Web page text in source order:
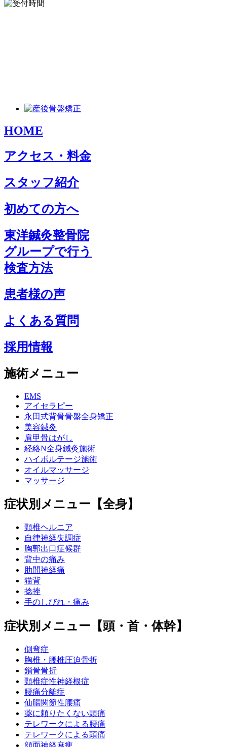
HOME
アクセス・料金
スタッフ紹介
初めての方へ
東洋鍼灸整骨院
グループで行う
検査方法
患者様の声
よくある質問
採用情報
施術メニュー
EMS
アイセラピー
永田式背骨骨盤全身矯正
美容鍼灸
肩甲骨はがし
経絡N全身鍼灸施術
ハイボルテージ施術
オイルマッサージ
マッサージ
症状別メニュー【全身】
頸椎ヘルニア
自律神経失調症
胸郭出口症候群
背中の痛み
肋間神経痛
猫背
捻挫
手のしびれ・痛み
症状別メニュー【頭・首・体幹】
側弯症
胸椎・腰椎圧迫骨折
鎖骨骨折
頸椎症性神経根症
腰痛分離症
仙腸関節性腰痛
薬に頼りたくない頭痛
テレワークによる腰痛
テレワークによる頭痛